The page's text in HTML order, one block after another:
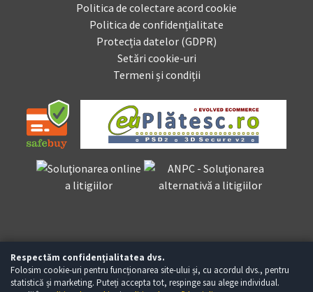
Politica de colectare acord cookie
Politica de confidențialitate
Protecția datelor (GDPR)
Setări cookie-uri
Termeni și condiții
Respectăm confidențialitatea dvs.
Folosim cookie-uri pentru funcționarea site-ului și, cu acordul dvs., pentru
statistică și marketing. Puteți accepta tot, respinge sau alege individual.